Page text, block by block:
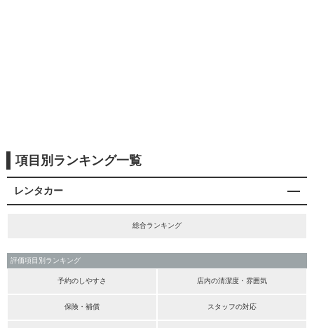
項目別ランキング一覧
レンタカー
総合ランキング
評価項目別ランキング
予約のしやすさ 店内の清潔度・雰囲気
保険・補償 スタッフの対応